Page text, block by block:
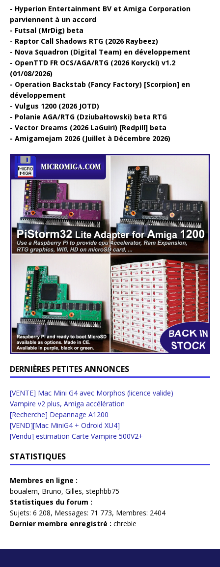
Hyperion Entertainment BV et Amiga Corporation
parviennent à un accord
Futsal (MrDig) beta
Raptor Call Shadows RTG (2026 Raybeez)
Nova Squadron (Digital Team) en développement
OpenTTD FR OCS/AGA/RTG (2026 Korycki) v1.2
(01/08/2026)
Operation Backstab (Fancy Factory) [Scorpion] en
développement
Vulgus 1200 (2026 JOTD)
Polanie AGA/RTG (Dziubałtowski) beta RTG
Vector Dreams (2026 LaGuiri) [Redpill] beta
Amigamejam 2026 (Juillet à Décembre 2026)
DERNIÈRES PETITES ANNONCES
[VENTE] Mac Mini G4 avec Morphos (licence valide)
Vampire v2 plus, Amiga accélération
[Recherche] Depannage A1200
[VEND][Mac MiniG4 + Odroid XU4]
[Vendu] estimation Carte Vampire 500V2+
STATISTIQUES
Membres en ligne :
boualem, Bruno, Gilles, stephbb75
Statistiques du forum :
Sujets: 6 208, Messages: 71 773, Membres: 2404
Dernier membre enregistré : chrebie